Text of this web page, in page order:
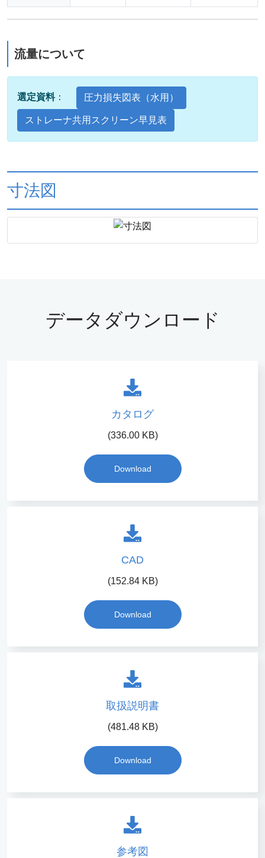
流量について
選定資料： 圧力損失図表（水用）
ストレーナ共用スクリーン早見表
寸法図
データダウンロード
カタログ
(336.00 KB)
Download
CAD
(152.84 KB)
Download
取扱説明書
(481.48 KB)
Download
参考図